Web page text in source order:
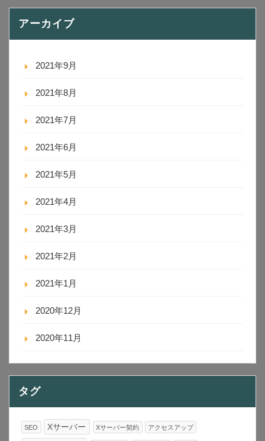
アーカイブ
2021年9月
2021年8月
2021年7月
2021年6月
2021年5月
2021年4月
2021年3月
2021年2月
2021年1月
2020年12月
2020年11月
タグ
SEO Xサーバー Xサーバー契約 アクセスアップ